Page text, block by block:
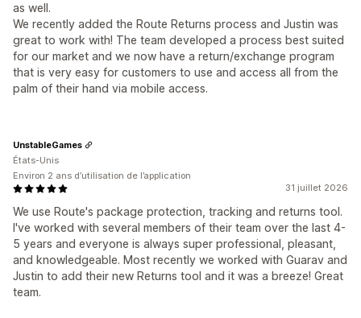
as well.
We recently added the Route Returns process and Justin was
great to work with! The team developed a process best suited
for our market and we now have a return/exchange program
that is very easy for customers to use and access all from the
palm of their hand via mobile access.
31 juillet 2026
We use Route's package protection, tracking and returns tool.
I've worked with several members of their team over the last 4-
5 years and everyone is always super professional, pleasant,
and knowledgeable. Most recently we worked with Guarav and
Justin to add their new Returns tool and it was a breeze! Great
team.
UnstableGames
États-Unis
Environ 2 ans d’utilisation de l’application